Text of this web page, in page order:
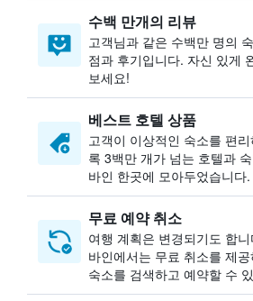
수백 만개의 리뷰
고객님과 같은 수백만 명의
점과 후기입니다. 자신 있게
보세요!
베스트 호텔 상품
고객이 이상적인 숙소를 편
록 3백만 개가 넘는 호텔과
바인 한곳에 모아두었습니다.
무료 예약 취소
여행 계획은 변경되기도 합
바인에서는 무료 취소를 제
숙소를 검색하고 예약할 수